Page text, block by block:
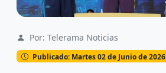
Por: Telerama Noticias
Publicado: Martes 02 de Junio de 2026